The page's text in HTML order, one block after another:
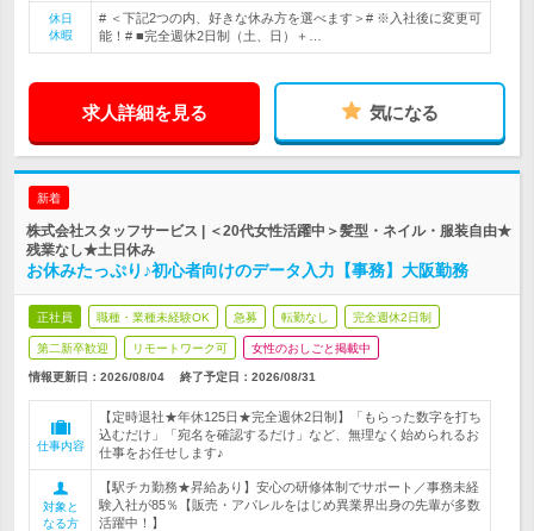
休日
休暇
# ＜下記2つの内、好きな休み方を選べます＞# ※入社後に変更可
能！# ■完全週休2日制（土、日）＋…
求人詳細を見る 気になる
新着
株式会社スタッフサービス | ＜20代女性活躍中＞髪型・ネイル・服装自由★
残業なし★土日休み
お休みたっぷり♪初心者向けのデータ入力【事務】大阪勤務
正社員 職種・業種未経験OK 急募 転勤なし 完全週休2日制
第二新卒歓迎 リモートワーク可 女性のおしごと掲載中
情報更新日：2026/08/04 終了予定日： 2026/08/31
仕事内容
【定時退社★年休125日★完全週休2日制】「もらった数字を打ち
込むだけ」「宛名を確認するだけ」など、無理なく始められるお
仕事をお任せします♪
対象と
なる方
【駅チカ勤務★昇給あり】安心の研修体制でサポート／事務未経
験入社が85％【販売・アパレルをはじめ異業界出身の先輩が多数
活躍中！】